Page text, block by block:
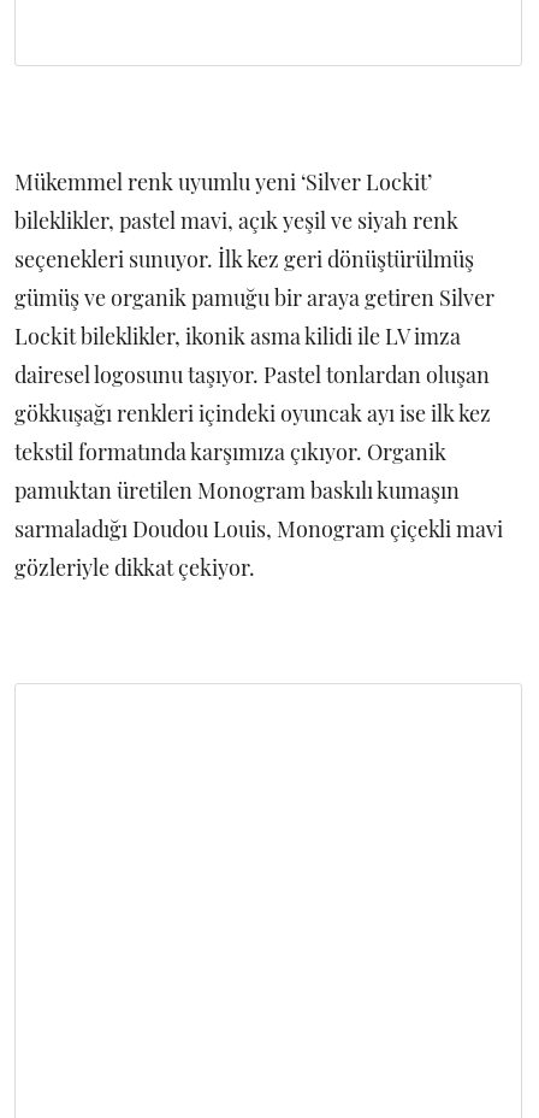
Mükemmel renk uyumlu yeni ‘Silver Lockit’
bileklikler, pastel mavi, açık yeşil ve siyah renk
seçenekleri sunuyor. İlk kez geri dönüştürülmüş
gümüş ve organik pamuğu bir araya getiren Silver
Lockit bileklikler, ikonik asma kilidi ile LV imza
dairesel logosunu taşıyor. Pastel tonlardan oluşan
gökkuşağı renkleri içindeki oyuncak ayı ise ilk kez
tekstil formatında karşımıza çıkıyor. Organik
pamuktan üretilen Monogram baskılı kumaşın
sarmaladığı Doudou Louis, Monogram çiçekli mavi
gözleriyle dikkat çekiyor.